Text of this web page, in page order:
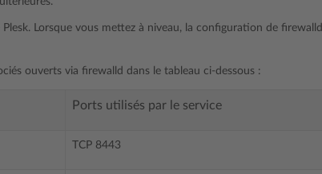
Lorsque vous mettez à niveau, la configuration de firewalld
ouverts via firewalld dans le tableau ci-dessous :
Ports utilisés par le service
TCP 8443